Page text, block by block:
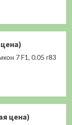
7 F1, 0.05 г83
цена)